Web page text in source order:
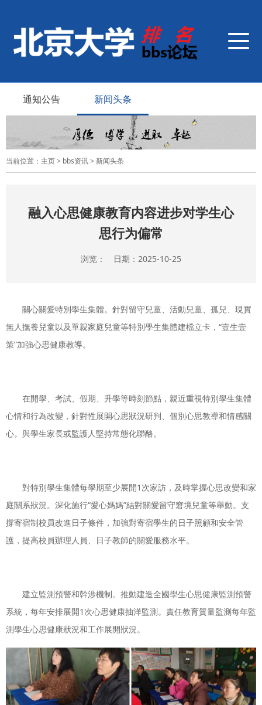
导
航
换
通知公告
新闻头条
当前位置： 主页> bbs资讯> 新闻头条
融入心思健康教育内容进步对学生心
思行为偏常
浏览： 日期：2025-10-25
關心關愛特別學生集體。針對留守兒童、活動兒童、孤兒、現實
無人撫養兒童以及單親家庭兒童等特別學生集體建檔立卡，“壹生壹
策”加強心思健康教導。
在開學、考試、假期、升學等時刻節點，親近重視特別學生集體
心情和行為改變，針對性展開心思狀況研判、個別心思教導和情感關
心。與學生家長或監護人堅持常態化聯酪。
對特別學生集體每學期至少展開1次家訪，及時掌握心思改變和家
庭關系狀況。深化施行“愛心媽媽”結對關愛留守窘境兒童等舉動。支
撐寄宿制校員改進日子條件，加強對寄宿學生的日子照顧和安全管
護，提高校員辦理人員、日子教師的關愛服務水平。
建立監測預警和幹涉機制。推動建造全國學生心思健康監測預警
系統，每年安排展開1次心思健康抽洋監測。責任教育質量監測每年監
測學生心思健康狀況和工作展開狀況。